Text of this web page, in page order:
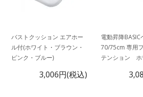
バストクッション エアホー
ル付(ホワイト・ブラウン・
ピンク・ブルー)
3,006円(税込)
電動昇降BASIC
70/75cm 専用
テンション ホ